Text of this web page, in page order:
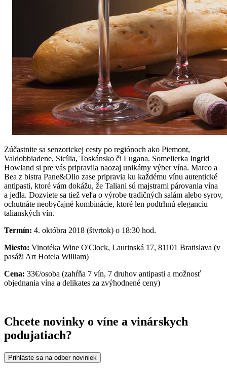
Zúčastnite sa senzorickej cesty po regiónoch ako Piemont,
Valdobbiadene, Sicília, Toskánsko či Lugana. Somelierka Ingrid
Howland si pre vás pripravila naozaj unikátny výber vína. Marco a
Bea z bistra Pane&Olio zase pripravia ku každému vínu autentické
antipasti, ktoré vám dokážu, že Taliani sú majstrami párovania vína
a jedla. Dozviete sa tiež veľa o výrobe tradičných salám alebo syrov,
ochutnáte neobyčajné kombinácie, ktoré len podtrhnú eleganciu
talianských vín.
Termín: 4. októbra 2018 (štvrtok) o 18:30 hod.
Miesto: Vinotéka Wine O'Clock, Laurinská 17, 81101 Bratislava (v
pasáži Art Hotela William)
Cena: 33€/osoba (zahŕňa 7 vín, 7 druhov antipasti a možnosť
objednania vína a delikates za zvýhodnené ceny)
Chcete novinky o víne a vinárskych
podujatiach?
Prihláste sa na odber noviniek